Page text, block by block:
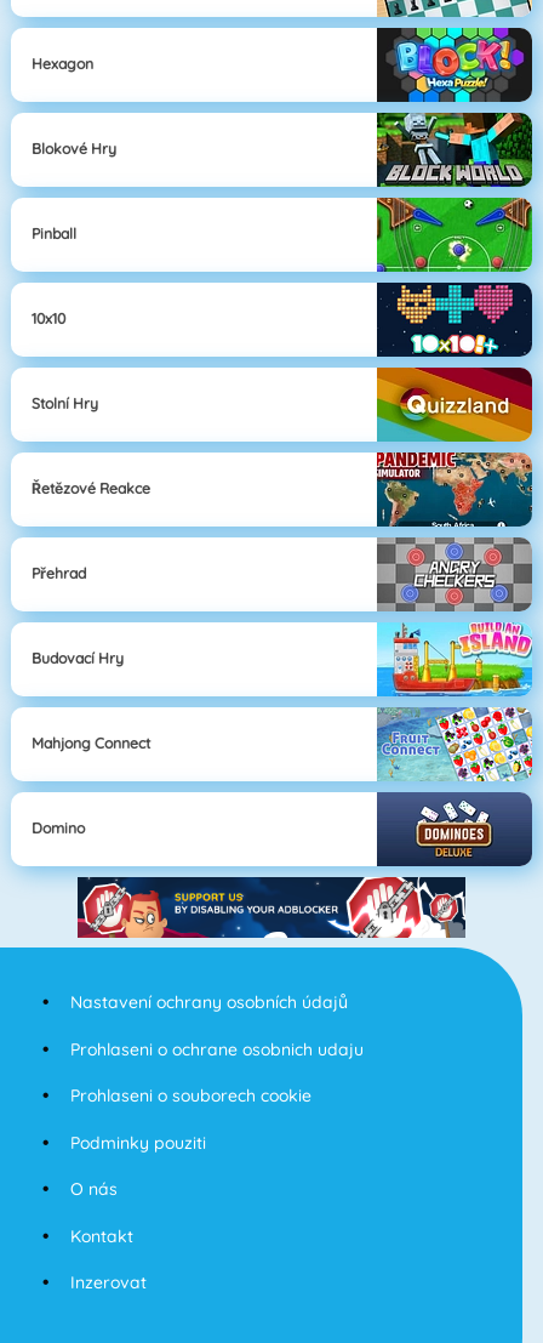
Hexagon
Blokové Hry
Pinball
10x10
Stolní Hry
Řetězové Reakce
Přehrad
Budovací Hry
Mahjong Connect
Domino
Nastavení ochrany osobních údajů
Prohlaseni o ochrane osobnich udaju
Prohlaseni o souborech cookie
Podminky pouziti
O nás
Kontakt
Inzerovat